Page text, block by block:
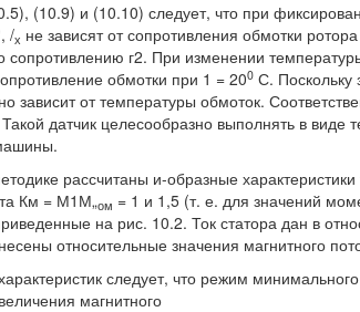
(10.9) и (10.10) следует, что при
/х не зависят от сопротивления обмотки ротора
сопротивлению г2. При изменении
обмотки при 1 = 200 С. Поскольку
зависит от температуры обмоток.
датчик целесообразно выполнять в
рассчитаны и-образные
Км = М1М„ом = 1 и 1,5 (т. е. для значений
на рис. 10.2. Ток статора дан в
относительные значения магнитного
следует, что режим минимального
магнитного